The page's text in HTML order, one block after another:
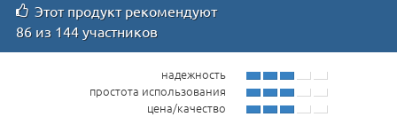
Этот продукт рекомендуют
86 из 144 участников
надежность
простота использования
цена/качество